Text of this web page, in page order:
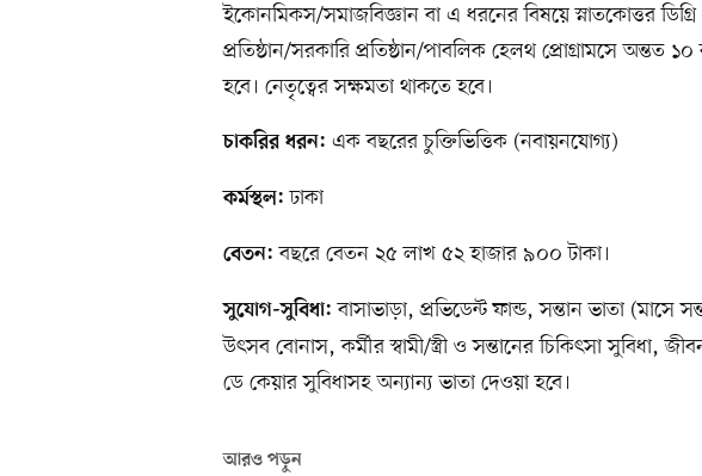
ইকোনমিকস/সমাজবিজ্ঞান বা এ ধরনের বিষয়ে স্নাতকোত্তর
প্রতিষ্ঠান/সরকারি প্রতিষ্ঠান/পাবলিক হেলথ প্রোগ্রামসে অন্তত
হবে। নেতৃত্বের সক্ষমতা থাকতে হবে।
চাকরির ধরন: এক বছরের চুক্তিভিত্তিক (নবায়নযোগ্য)
কর্মস্থল: ঢাকা
বেতন: বছরে বেতন ২৫ লাখ ৫২ হাজার ৯০০ টাকা।
সুযোগ-সুবিধা: বাসাভাড়া, প্রভিডেন্ট ফান্ড, সন্তান ভাতা (মাসে
উৎসব বোনাস, কর্মীর স্বামী/স্ত্রী ও সন্তানের চিকিৎসা সুবিধা,
ডে কেয়ার সুবিধাসহ অন্যান্য ভাতা দেওয়া হবে।
আরও পড়ুন